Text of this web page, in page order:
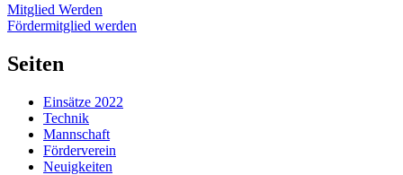
Mitglied Werden
Fördermitglied werden
Seiten
Einsätze 2022
Technik
Mannschaft
Förderverein
Neuigkeiten